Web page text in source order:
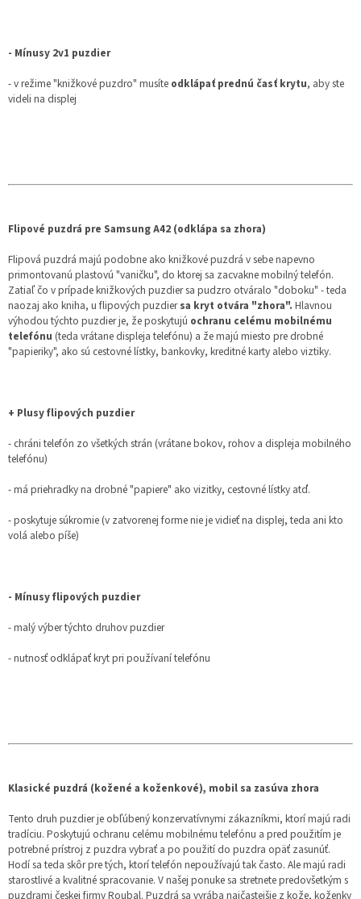
- Mínusy 2v1 puzdier
- v režime "knižkové puzdro" musíte odklápať prednú časť krytu, aby ste
videli na displej
Flipové puzdrá pre Samsung A42 (odklápa sa zhora)
Flipová puzdrá majú podobne ako knižkové puzdrá v sebe napevno
primontovanú plastovú "vaničku", do ktorej sa zacvakne mobilný telefón.
Zatiaľ čo v prípade knižkových puzdier sa pudzro otváralo "doboku" - teda
naozaj ako kniha, u flipových puzdiersa kryt otvára "zhora". Hlavnou
výhodou týchto puzdier je, že poskytujú ochranu celému mobilnému
telefónu (teda vrátane displeja telefónu) a že majú miesto pre drobné
"papieriky", ako sú cestovné lístky, bankovky, kreditné karty alebo viztiky.
+ Plusy flipových puzdier
- chráni telefón zo všetkých strán (vrátane bokov, rohov a displeja mobilného
telefónu)
- má priehradky na drobné "papiere" ako vizitky, cestovné lístky atď.
- poskytuje súkromie (v zatvorenej forme nie je vidieť na displej, teda ani kto
volá alebo píše)
- Mínusy flipových puzdier
- malý výber týchto druhov puzdier
- nutnosť odklápať kryt pri používaní telefónu
Klasické puzdrá (kožené a koženkové), mobil sa zasúva zhora
Tento druh puzdier je obľúbený konzervatívnymi zákazníkmi, ktorí majú radi
tradíciu. Poskytujú ochranu celému mobilnému telefónu a pred použitím je
potrebné prístroj z puzdra vybrať a po použití do puzdra opäť zasunúť.
Hodí sa teda skôr pre tých, ktorí telefón nepoužívajú tak často. Ale majú radi
starostlivé a kvalitné spracovanie. V našej ponuke sa stretnete predovšetkým s
puzdrami českej firmy Roubal. Puzdrá sa vyrába najčastejšie z kože, koženky